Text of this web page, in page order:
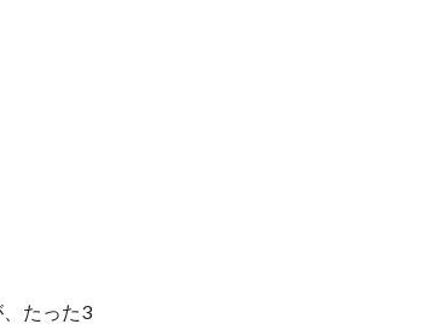
たった3